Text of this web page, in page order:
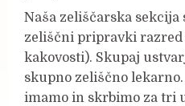
Naša zeliščarska sekcija
zeliščni pripravki razred
kakovosti). Skupaj
skupno zeliščno
imamo in skrbimo za tri